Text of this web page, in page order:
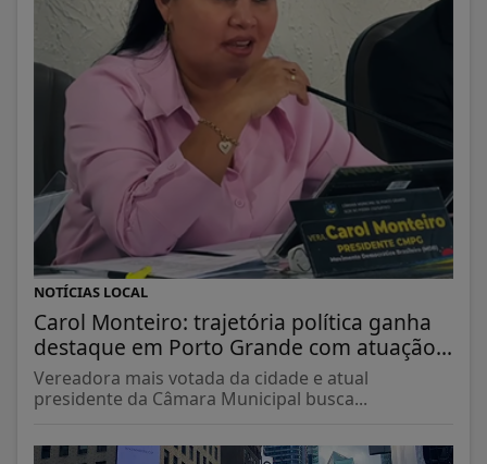
NOTÍCIAS LOCAL
Carol Monteiro: trajetória política ganha
destaque em Porto Grande com atuação...
Vereadora mais votada da cidade e atual
presidente da Câmara Municipal busca...